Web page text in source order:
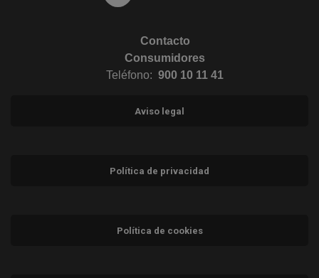
Contacto
Consumidores
Teléfono: 900 10 11 41
Aviso legal
Política de privacidad
Política de cookies